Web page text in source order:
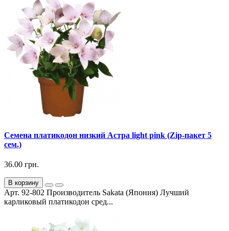
Семена платикодон низкий Астра light pink (Zip-пакет 5
сем.)
36.00 грн.
В корзину
Арт. 92-802 Производитель Sakata (Япония) Лучший
карликовый платикодон сред...